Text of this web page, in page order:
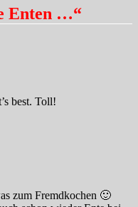
Enten …“
best. Toll!
zum Fremdkochen 🙂